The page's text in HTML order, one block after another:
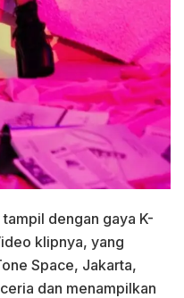
dengan gaya K-
klipnya, yang
Space, Jakarta,
dan menampilkan